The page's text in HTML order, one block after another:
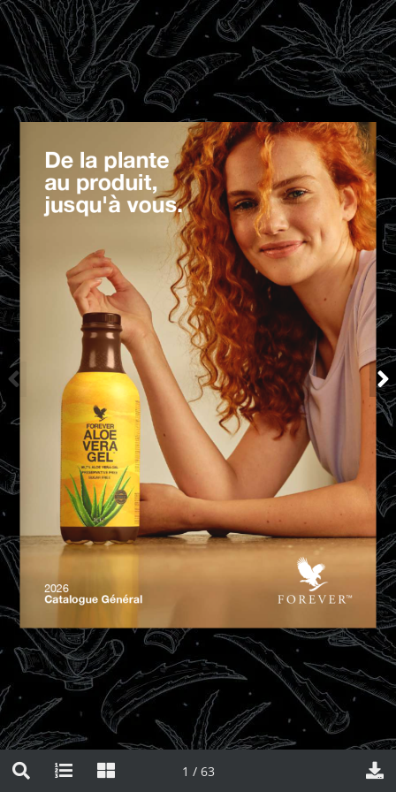
2026
Catalogue Général
De la plante
au produit,
jusqu'à vous.
1 / 63